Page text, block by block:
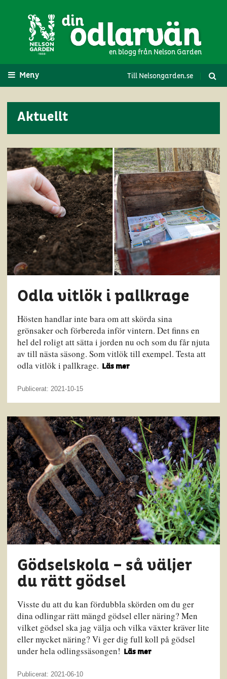
en blogg från Nelson Garden
Meny Till Nelsongarden.se
Aktuellt
Odla vitlök i pallkrage
Hösten handlar inte bara om att skörda sina
grönsaker och förbereda inför vintern. Det finns en
hel del roligt att sätta i jorden nu och som du får njuta
av till nästa säsong. Som vitlök till exempel. Testa att
odla vitlök i pallkrage.
Läs mer
Publicerat: 2021-10-15
Gödselskola – så väljer
du rätt gödsel
Visste du att du kan fördubbla skörden om du ger
dina odlingar rätt mängd gödsel eller näring? Men
vilket gödsel ska jag välja och vilka växter kräver lite
eller mycket näring? Vi ger dig full koll på gödsel
under hela odlingssäsongen!
Läs mer
Publicerat: 2021-06-10